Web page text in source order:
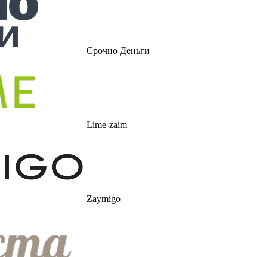
Срочно Деньги
Lime-zaim
Zaymigo